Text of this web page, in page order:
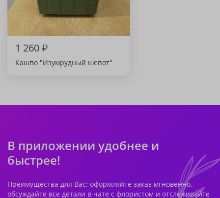
1 260₽
Кашпо "Изумрудный шепот"
В приложении удобнее и
быстрее!
Преимущества для Вас: оформляйте заказ мгновенно,
обсуждайте все детали в чате с флористом и отслеживайте